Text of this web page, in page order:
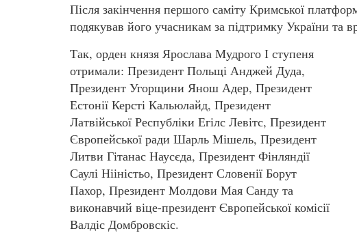
Після закінчення першого саміту Кримської
подякував його учасникам за підтримку України та
Так, орден князя Ярослава Мудрого І ступеня
отримали: Президент Польщі Анджей Дуда,
Президент Угорщини Янош Адер, Президент
Естонії Керсті Кальюлайд, Президент
Латвійської Республіки Егілс Левітс, Президент
Європейської ради Шарль Мішель, Президент
Литви Гітанас Наусєда, Президент Фінляндії
Саулі Нііністьо, Президент Словенії Борут
Пахор, Президент Молдови Мая Санду та
виконавчий віце-президент Європейської комісії
Валдіс Домбровскіс.